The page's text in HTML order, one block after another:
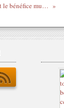
Les BRICS: l’avenir du monde sera basé sur la multipolarité et le bénéfice mutuel